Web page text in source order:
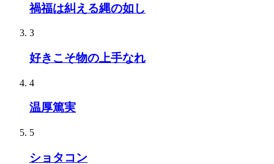
禍福は糾える縄の如し
3
好きこそ物の上手なれ
4
温厚篤実
5
ショタコン